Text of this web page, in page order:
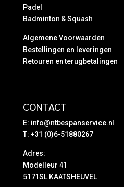
Padel
Badminton & Squash
Algemene Voorwaarden
Bestellingen en leveringen
Retouren en terugbetalingen
CONTACT
E: info@ntbespanservice.nl
T: +31 (0)6-51880267
Adres:
Modelleur 41
5171SL KAATSHEUVEL